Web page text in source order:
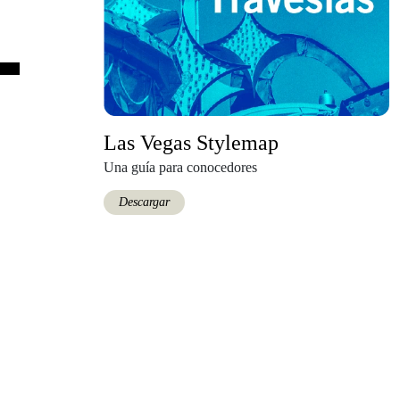
Las Vegas Stylemap
Una guía para conocedores
Descargar